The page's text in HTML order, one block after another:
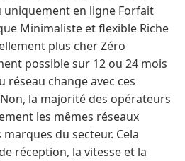
en ligne Forfait
Minimaliste et flexible Riche
plus cher Zéro
possible sur 12 ou 24 mois
réseau change avec ces
la majorité des opérateurs
les mêmes réseaux
du secteur. Cela
réception, la vitesse et la